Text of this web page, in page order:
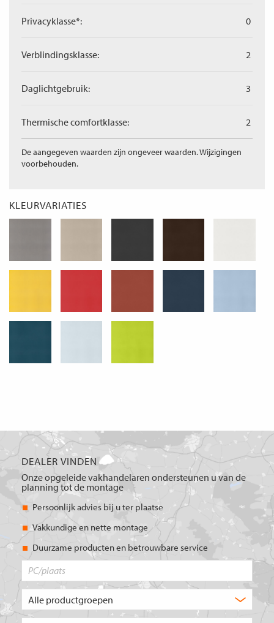
Privacyklasse*: 0
Verblindingsklasse: 2
Daglichtgebruik: 3
Thermische comfortklasse: 2
De aangegeven waarden zijn ongeveer waarden. Wijzigingen
voorbehouden.
KLEURVARIATIES
DEALER VINDEN
Onze opgeleide vakhandelaren ondersteunen u van de
planning tot de montage
Persoonlijk advies bij u ter plaatse
Vakkundige en nette montage
Duurzame producten en betrouwbare service
product